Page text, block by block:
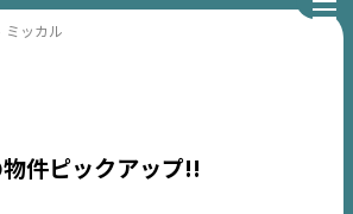
ミッカル
件ピックアップ!!